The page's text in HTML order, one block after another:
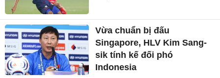
Vừa chuẩn bị đấu
Singapore, HLV Kim Sang-
sik tính kế đối phó
Indonesia